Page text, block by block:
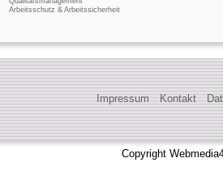
Arbeitsschutz & Arbeitssicherheit
Impressum Kontakt
Copyright